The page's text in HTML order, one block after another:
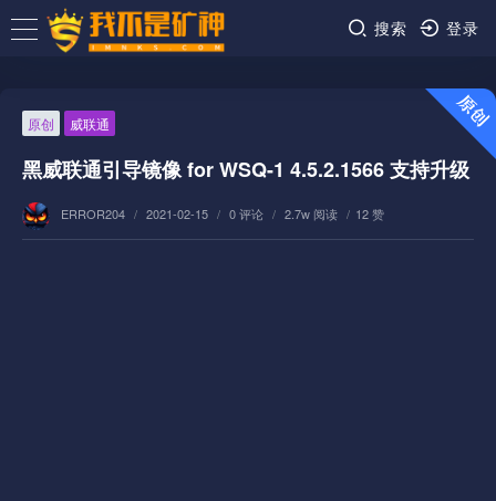
搜索 登录
原创 威联通
黑威联通引导镜像 for WSQ-1 4.5.2.1566 支持升级
ERROR204 / 2021-02-15 / 0 评论 / 2.7w 阅读 / 12 赞